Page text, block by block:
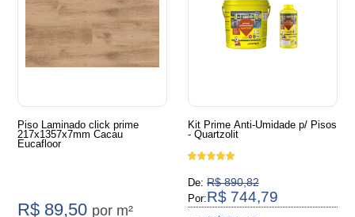
Piso Laminado click prime
217x1357x7mm Cacau
Eucafloor
R$ 89,50 por m²
Kit Prime Anti-Umidade p/ Pisos
- Quartzolit
De: R$ 890,82
Por:R$ 744,79